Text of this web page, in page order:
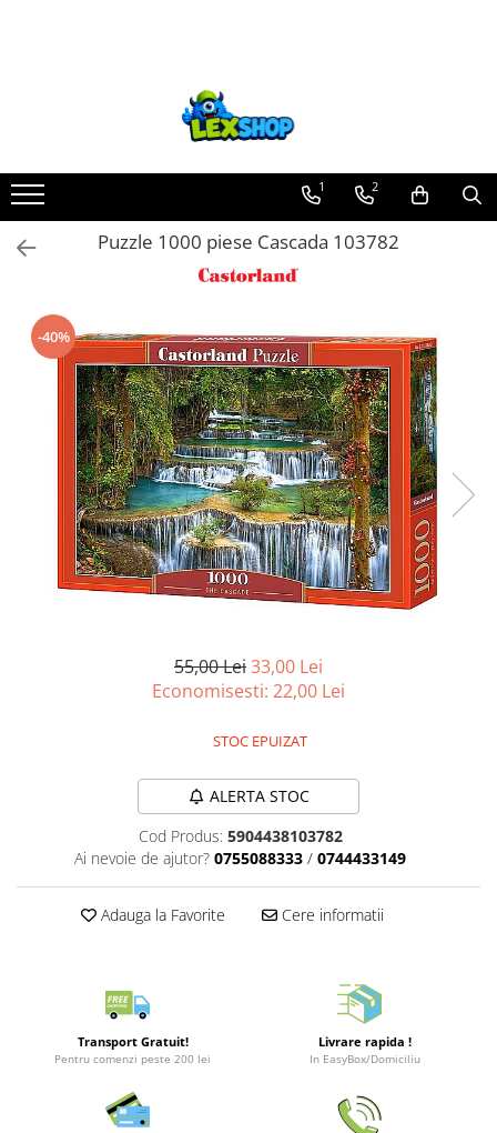
Board Games
Extensii boardgames
Card Games (jocuri cu carti)
Jocuri pentru toata familia
Party Games (jocuri de petrecere)
Jocuri pentru copii
Smart Games
Puzzle-uri logice
Jocuri cu miniaturi
Battletech
Final Girl - solo game
Miniaturi Arkham Horror
Accesorii pentru boardgames
Protectii carti (Sleeves)
Portofolii/ Clasoare pentru carti
The Army Painter
Merch Lex Hobby Store
Pop Culture
Sepci
1 2
Puzzle 1000 piese Cascada 103782
-40%
55,00 Lei33,00 Lei
Economisesti: 22,00 Lei
STOC EPUIZAT
ALERTA STOC
Cod Produs: 5904438103782
Ai nevoie de ajutor? 0755088333 / 0744433149
Adauga la Favorite Cere informatii
Transport Gratuit!
Pentru comenzi peste 200 lei
Livrare rapida !
In EasyBox/Domiciliu